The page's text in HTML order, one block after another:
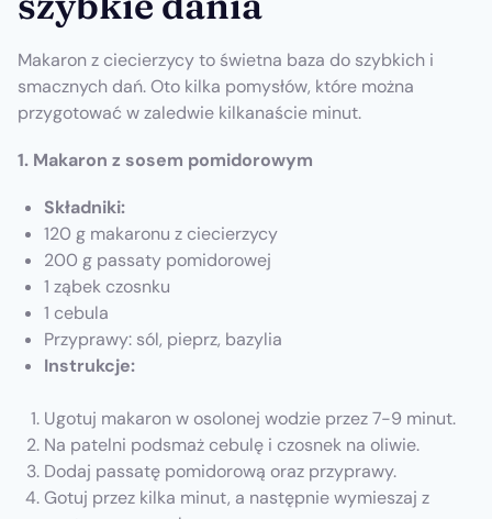
Makaron z ciecierzycy to świetna baza do szybkich i
smacznych dań. Oto kilka pomysłów, które można
przygotować w zaledwie kilkanaście minut.
1. Makaron z sosem pomidorowym
Składniki:
120 g makaronu z ciecierzycy
200 g passaty pomidorowej
1 ząbek czosnku
1 cebula
Przyprawy: sól, pieprz, bazylia
Instrukcje:
Ugotuj makaron w osolonej wodzie przez 7-9 minut.
Na patelni podsmaż cebulę i czosnek na oliwie.
Dodaj passatę pomidorową oraz przyprawy.
Gotuj przez kilka minut, a następnie wymieszaj z